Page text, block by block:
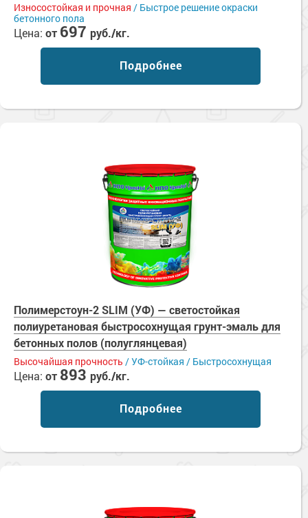
Износостойкая и прочная / Быстрое решение окраски
бетонного пола
Цена: от 697 руб./кг.
Подробнее
Полимерстоун-2 SLIM (УФ) — светостойкая
полиуретановая быстросохнущая грунт-эмаль для
бетонных полов (полуглянцевая)
Высочайшая прочность / УФ-стойкая / Быстросохнущая
Цена: от 893 руб./кг.
Подробнее